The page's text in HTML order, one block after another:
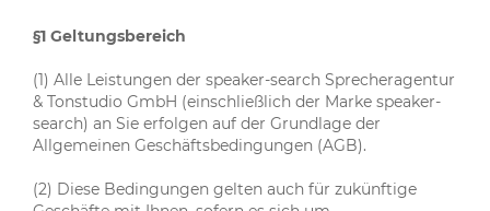
§1 Geltungsbereich
(1) Alle Leistungen der speaker-search Sprecheragentur
& Tonstudio GmbH (einschließlich der Marke speaker-
search) an Sie erfolgen auf der Grundlage der
Allgemeinen Geschäftsbedingungen (AGB).
(2) Diese Bedingungen gelten auch für zukünftige